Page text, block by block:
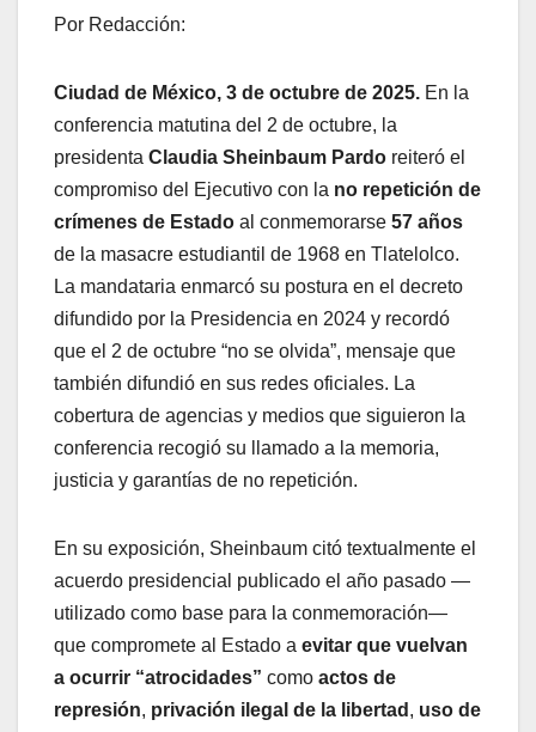
Por Redacción:
Ciudad de México, 3 de octubre de 2025. En la
conferencia matutina del 2 de octubre, la
presidenta Claudia Sheinbaum Pardo reiteró el
compromiso del Ejecutivo con la no repetición de
crímenes de Estado al conmemorarse 57 años
de la masacre estudiantil de 1968 en Tlatelolco.
La mandataria enmarcó su postura en el decreto
difundido por la Presidencia en 2024 y recordó
que el 2 de octubre “no se olvida”, mensaje que
también difundió en sus redes oficiales. La
cobertura de agencias y medios que siguieron la
conferencia recogió su llamado a la memoria,
justicia y garantías de no repetición.
En su exposición, Sheinbaum citó textualmente el
acuerdo presidencial publicado el año pasado —
utilizado como base para la conmemoración—
que compromete al Estado a evitar que vuelvan
a ocurrir “atrocidades” como actos de
represión, privación ilegal de la libertad , uso de